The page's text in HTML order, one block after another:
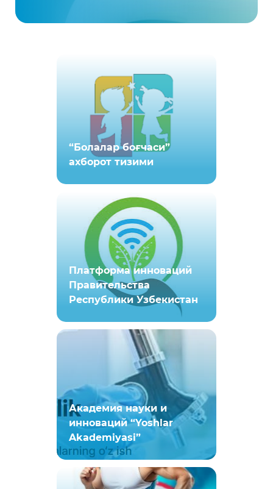
“Болалар боғчаси”
ахборот тизими
Платформа инноваций
Правительства
Республики Узбекистан
Академия науки и
инноваций “Yoshlar
Akademiyasi”